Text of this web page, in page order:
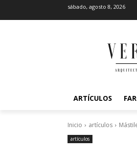
sábado, agosto 8, 2026
ARTÍCULOS
Inicio artículos
artículos